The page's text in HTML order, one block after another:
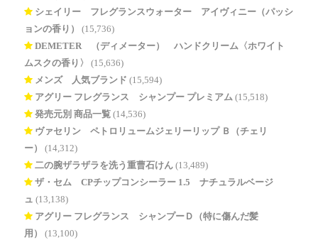
シェイリー フレグランスウォーター アイヴィニー（パッシ
ョンの香り）
(15,736)
DEMETER®（ディメーター） ハンドクリーム〈ホワイト
ムスクの香り〉
(15,636)
メンズ 人気ブランド (15,594)
アグリー フレグランス シャンプー プレミアム (15,518)
発売元別 商品一覧 (14,536)
ヴァセリン ペトロリュームジェリーリップ Ｂ（チェリ
ー）
(14,312)
二の腕ザラザラを洗う重曹石けん (13,489)
ザ・セム CPチップコンシーラー 1.5 ナチュラルベージ
ュ (13,138)
アグリー フレグランス シャンプーＤ（特に傷んだ髪
用）
(13,100)